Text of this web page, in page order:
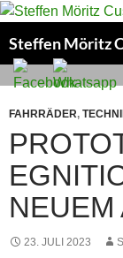
Steffen Möritz
ZUM
INHALT
FAHRRÄDER,
NEUEM
23. JULI 2023